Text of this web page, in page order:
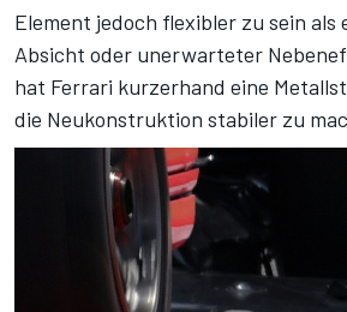
Element jedoch flexibler zu sein als
Absicht oder unerwarteter
hat Ferrari kurzerhand eine
die Neukonstruktion stabiler zu